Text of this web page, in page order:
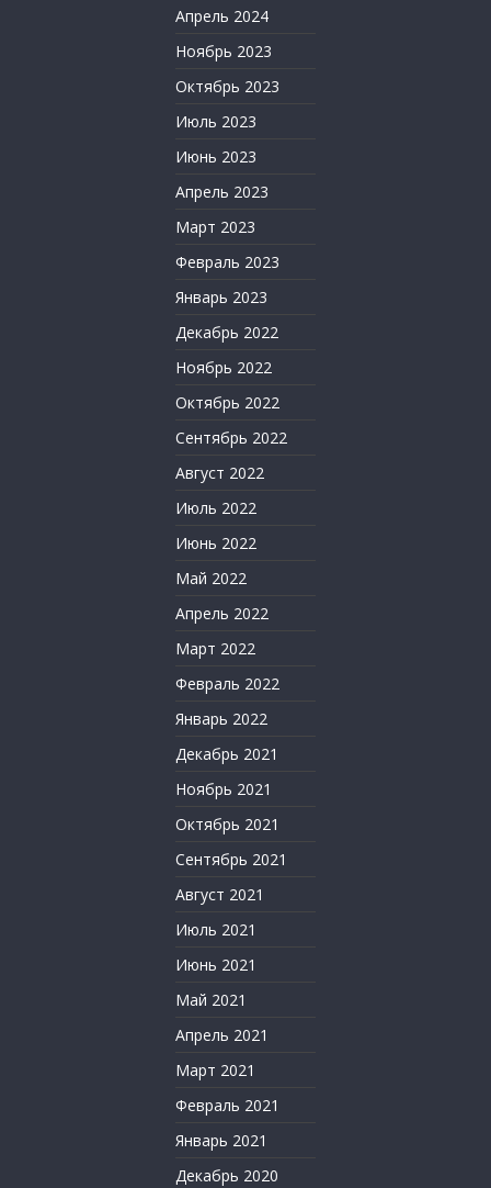
Апрель 2024
Ноябрь 2023
Октябрь 2023
Июль 2023
Июнь 2023
Апрель 2023
Март 2023
Февраль 2023
Январь 2023
Декабрь 2022
Ноябрь 2022
Октябрь 2022
Сентябрь 2022
Август 2022
Июль 2022
Июнь 2022
Май 2022
Апрель 2022
Март 2022
Февраль 2022
Январь 2022
Декабрь 2021
Ноябрь 2021
Октябрь 2021
Сентябрь 2021
Август 2021
Июль 2021
Июнь 2021
Май 2021
Апрель 2021
Март 2021
Февраль 2021
Январь 2021
Декабрь 2020